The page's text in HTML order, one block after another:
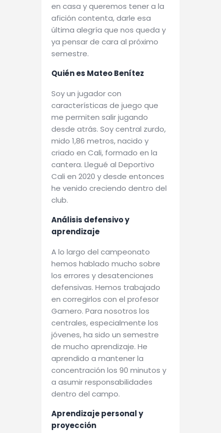
en casa y queremos tener a la
afición contenta, darle esa
última alegría que nos queda y
ya pensar de cara al próximo
semestre.
Quién es Mateo Benítez
Soy un jugador con
características de juego que
me permiten salir jugando
desde atrás. Soy central zurdo,
mido 1,86 metros, nacido y
criado en Cali, formado en la
cantera. Llegué al Deportivo
Cali en 2020 y desde entonces
he venido creciendo dentro del
club.
Análisis defensivo y
aprendizaje
A lo largo del campeonato
hemos hablado mucho sobre
los errores y desatenciones
defensivas. Hemos trabajado
en corregirlos con el profesor
Gamero. Para nosotros los
centrales, especialmente los
jóvenes, ha sido un semestre
de mucho aprendizaje. He
aprendido a mantener la
concentración los 90 minutos y
a asumir responsabilidades
dentro del campo.
Aprendizaje personal y
proyección